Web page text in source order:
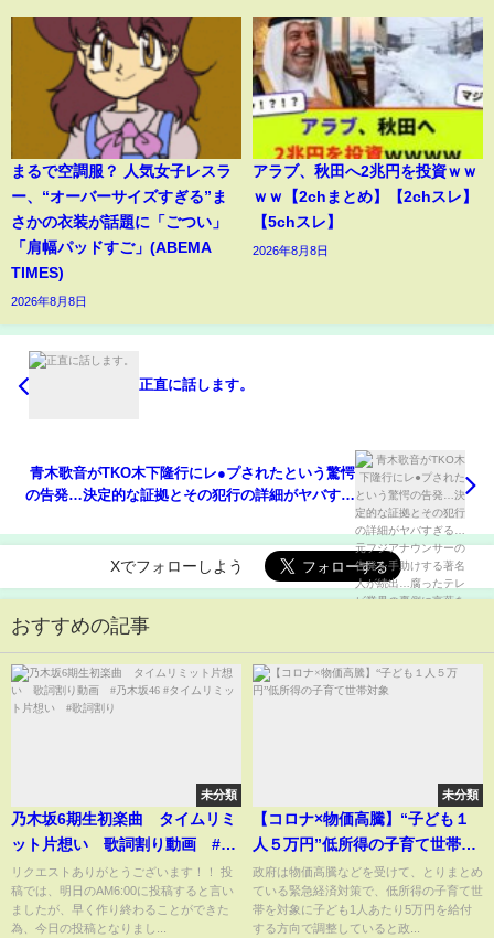
まるで空調服？ 人気女子レスラ
ー、“オーバーサイズすぎる”ま
さかの衣装が話題に「ごつい」
「肩幅パッドすご」(ABEMA
TIMES)
2026年8月8日
アラブ、秋田へ2兆円を投資ｗｗ
ｗｗ【2chまとめ】【2chスレ】
【5chスレ】
2026年8月8日
正直に話します。
青木歌音がTKO木下隆行にレ●プされたという驚愕
の告発…決定的な証拠とその犯行の詳細がヤバすぎ
が続出…腐ったテレビ業界の裏側に言葉を失う…
Xでフォローしよう
おすすめの記事
未分類
乃木坂6期生初楽曲 タイムリミ
ット片想い 歌詞割り動画 #乃
木坂46 #タイムリミット片想
い #歌詞割り
リクエストありがとうございます！！ 投
稿では、明日のAM6:00に投稿すると言い
ましたが、早く作り終わることができた
為、今日の投稿となりまし...
未分類
【コロナ×物価高騰】“子ども１
人５万円”低所得の子育て世帯対
象
政府は物価高騰などを受けて、とりまとめ
ている緊急経済対策で、低所得の子育て世
帯を対象に子ども1人あたり5万円を給付
する方向で調整していると政...